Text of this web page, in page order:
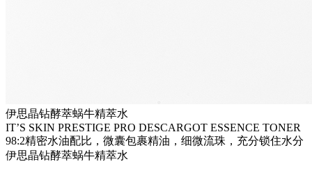
伊思晶钻酵萃蜗牛精萃水
IT’S SKIN PRESTIGE PRO DESCARGOT ESSENCE TONER
98:2精密水油配比，微囊包裹精油，细微流珠，充分锁住水分
伊思晶钻酵萃蜗牛精萃水